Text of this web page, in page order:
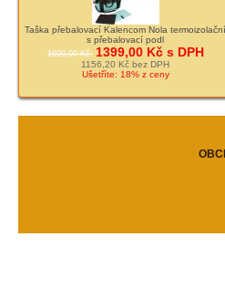
Taška přebalovací Kalencom Nola termoizolační
s přebalovací podl
1699,00 Kč 1399,00 Kč s DPH
1156,20 Kč bez DPH
Ušetříte: 18% z ceny